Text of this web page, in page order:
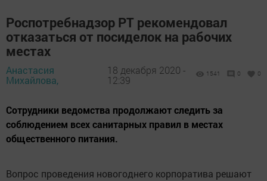
Роспотребнадзор РТ рекомендовал
отказаться от посиделок на рабочих
местах
Анастасия
Михайлова,
18 декабря 2020 -
12:39
1541 0 0
Сотрудники ведомства продолжают следить за
соблюдением всех санитарных правил в местах
общественного питания.
Вопрос проведения новогоднего корпоратива решают